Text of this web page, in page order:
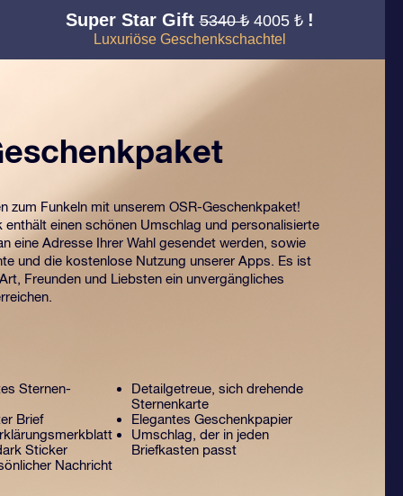
Super Star Gift5340 ₺ 4005 ₺ !
Luxuriöse Geschenkschachtel
zum Funkeln mit unserem OSR-Geschenkpaket!
enthält einen schönen Umschlag und personalisierte
eine Adresse Ihrer Wahl gesendet werden, sowie
und die kostenlose Nutzung unserer Apps. Es ist
Freunden und Liebsten ein unvergängliches
Sternen-
Brief
Sticker
Nachricht
Detailgetreue, sich drehende
Sternenkarte
Elegantes Geschenkpapier
Umschlag, der in jeden
Briefkasten passt